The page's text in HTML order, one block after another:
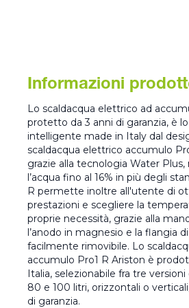
Informazioni
Lo scaldacqua elettrico ad
protetto da 3 anni di garanzia, è
intelligente made in Italy dal
scaldacqua elettrico accumulo
grazie alla tecnologia Water Plus,
l’acqua fino al 16% in più degli
R permette inoltre all'utente di
prestazioni e scegliere la
proprie necessità, grazie alla
l’anodo in magnesio e la flangia
facilmente rimovibile. Lo
accumulo Pro1 R Ariston è
Italia, selezionabile fra tre
80 e 100 litri, orizzontali o
di garanzia.